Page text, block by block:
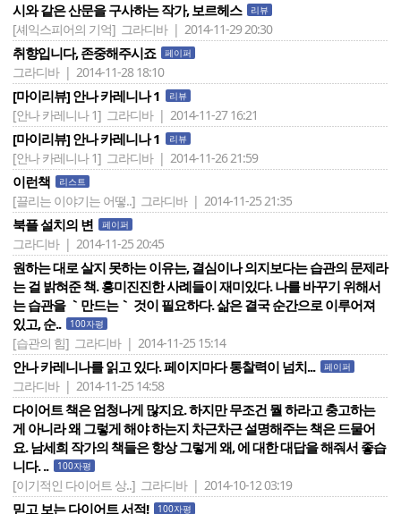
시와 같은 산문을 구사하는 작가, 보르헤스 리뷰
[셰익스피어의 기억] 그라디바 | 2014-11-29 20:30
취향입니다, 존중해주시죠 페이퍼
그라디바 | 2014-11-28 18:10
[마이리뷰] 안나 카레니나 1 리뷰
[안나 카레니나 1] 그라디바 | 2014-11-27 16:21
[마이리뷰] 안나 카레니나 1 리뷰
[안나 카레니나 1] 그라디바 | 2014-11-26 21:59
이런책 리스트
[끌리는 이야기는 어떻..] 그라디바 | 2014-11-25 21:35
북플 설치의 변 페이퍼
그라디바 | 2014-11-25 20:45
원하는 대로 살지 못하는 이유는, 결심이나 의지보다는 습관의 문제라
는 걸 밝혀준 책. 흥미진진한 사례들이 재미있다. 나를 바꾸기 위해서
는 습관을 ｀만드는｀ 것이 필요하다. 삶은 결국 순간으로 이루어져
있고, 순..
100자평
[습관의 힘] 그라디바 | 2014-11-25 15:14
안나 카레니나를 읽고 있다. 페이지마다 통찰력이 넘치... 페이퍼
그라디바 | 2014-11-25 14:58
다이어트 책은 엄청나게 많지요. 하지만 무조건 뭘 하라고 충고하는
게 아니라 왜 그렇게 해야 하는지 차근차근 설명해주는 책은 드물어
요. 남세희 작가의 책들은 항상 그렇게 왜, 에 대한 대답을 해줘서 좋습
니다. ..
100자평
[이기적인 다이어트 상..] 그라디바 | 2014-10-12 03:19
믿고 보는 다이어트 서적! 100자평